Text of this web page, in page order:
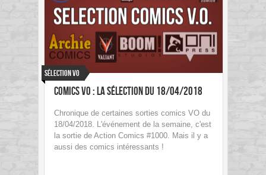
Sélection VO
Comics VO : La sélection du 18/04/2018
Chronique de certaines sorties comics VO du
18/04/2018. L'événement de la semaine, c'est
la sortie de Action Comics #1000. Mais il y a
aussi des comics intéressants !